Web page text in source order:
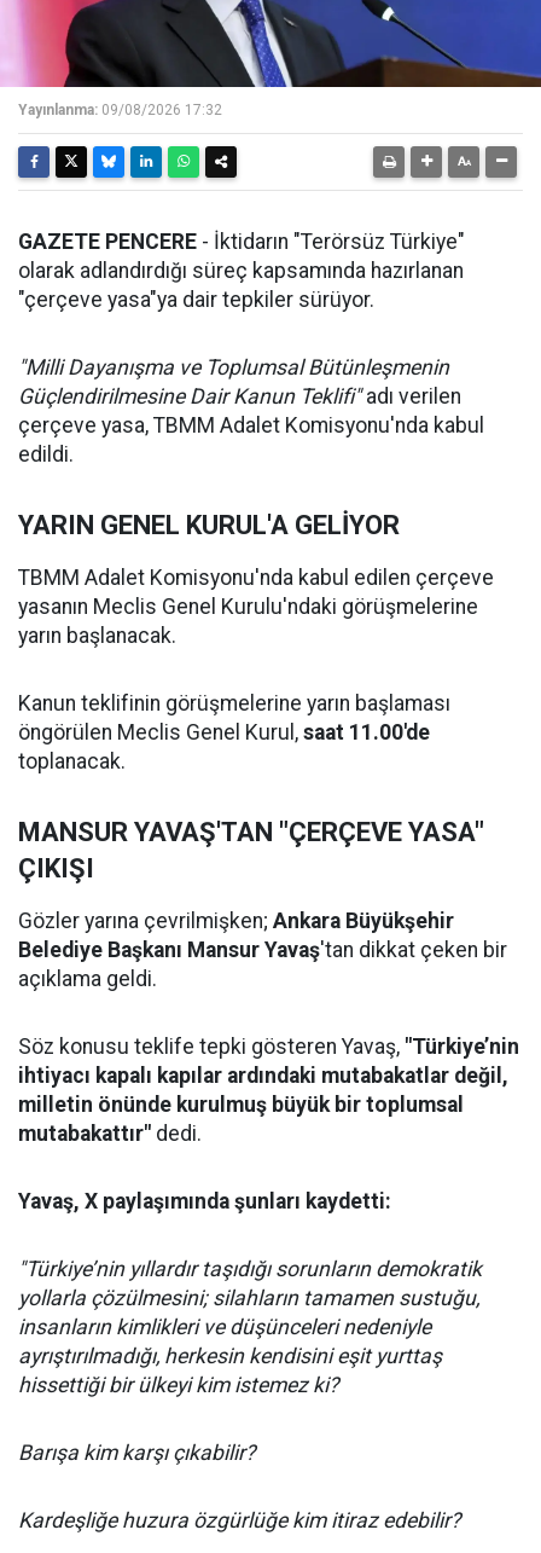
Yayınlanma: 09/08/2026 17:32
GAZETE PENCERE - İktidarın "Terörsüz Türkiye"
olarak adlandırdığı süreç kapsamında hazırlanan
"çerçeve yasa"ya dair tepkiler sürüyor.
"Milli Dayanışma ve Toplumsal Bütünleşmenin
Güçlendirilmesine Dair Kanun Teklifi"adı verilen
çerçeve yasa, TBMM Adalet Komisyonu'nda kabul
edildi.
YARIN GENEL KURUL'A GELİYOR
TBMM Adalet Komisyonu'nda kabul edilen çerçeve
yasanın Meclis Genel Kurulu'ndaki görüşmelerine
yarın başlanacak.
Kanun teklifinin görüşmelerine yarın başlaması
öngörülen Meclis Genel Kurul, saat 11.00'de
toplanacak.
MANSUR YAVAŞ'TAN "ÇERÇEVE YASA"
ÇIKIŞI
Gözler yarına çevrilmişken; Ankara Büyükşehir
Belediye Başkanı Mansur Yavaş'tan dikkat çeken bir
açıklama geldi.
Söz konusu teklife tepki gösteren Yavaş, "Türkiye’nin
ihtiyacı kapalı kapılar ardındaki mutabakatlar değil,
milletin önünde kurulmuş büyük bir toplumsal
mutabakattır" dedi.
Yavaş, X paylaşımında şunları kaydetti:
"Türkiye’nin yıllardır taşıdığı sorunların demokratik
yollarla çözülmesini; silahların tamamen sustuğu,
insanların kimlikleri ve düşünceleri nedeniyle
ayrıştırılmadığı, herkesin kendisini eşit yurttaş
hissettiği bir ülkeyi kim istemez ki?
Barışa kim karşı çıkabilir?
Kardeşliğe huzura özgürlüğe kim itiraz edebilir?